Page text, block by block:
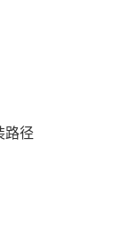
路径